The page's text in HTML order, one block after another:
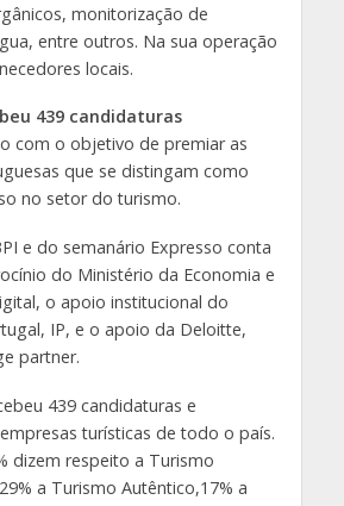
monitorização de
entre outros. Na sua operação
locais.
439 candidaturas
com o objetivo de premiar as
que se distingam como
no setor do turismo.
e do semanário Expresso conta
do Ministério da Economia e
o apoio institucional do
IP, e o apoio da Deloitte,
partner.
439 candidaturas e
turísticas de todo o país.
dizem respeito a Turismo
a Turismo Autêntico,17% a